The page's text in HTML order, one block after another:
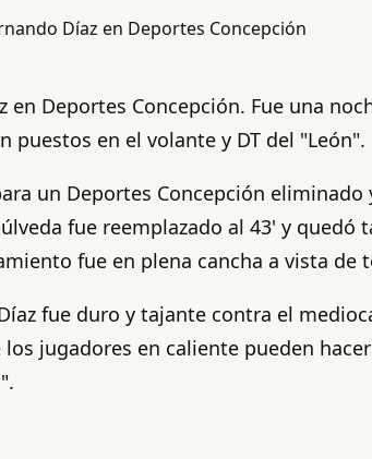
Deportes Concepción. Fue una
puestos en el volante y DT del "León".
un Deportes Concepción
fue reemplazado al 43' y
fue en plena cancha a vista
fue duro y tajante contra el
jugadores en caliente pueden